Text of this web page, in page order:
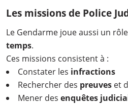
Les missions de Police
Le Gendarme joue aussi un
temps.
Ces missions consistent à :
Constater les infractions
Rechercher des preuveset
Mener des enquêtes